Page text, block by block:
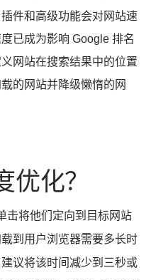
件和高级功能会对网站速
已成为影响 Google 排名
网站在搜索结果中的位置
的网站并降级懒惰的网
化？
击将他们定向到目标网站
到用户浏览器需要多长时
议将该时间减少到三秒或